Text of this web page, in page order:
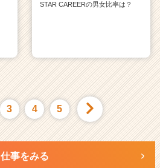
STAR CAREERの男女比率は？
3 4 5
仕事をみる